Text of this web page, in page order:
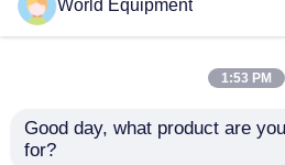
মামলা
হাইড্রোলিক ক্রলার এক্সকাভেটর
মিনি ক্রলার এক্সকাভেটর
নিরাপত্তা ফ্রেম রাবার টায়ার
World Equipment
1:53 PM
Good day, what product are
for?